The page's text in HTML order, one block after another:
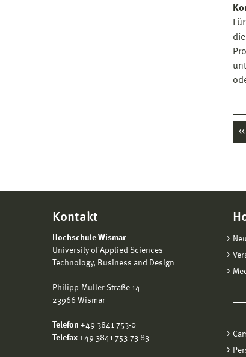
Kontakt
Hochschule Wismar
University of Applied Sciences
Technology, Business and Design
Philipp-Müller-Straße 14
23966 Wismar
Telefon +49 3841 753-0
Telefax +49 3841 753-73 83